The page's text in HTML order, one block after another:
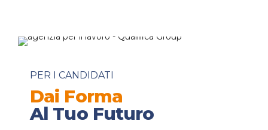
PER I CANDIDATI
Dai Forma
Al Tuo Futuro